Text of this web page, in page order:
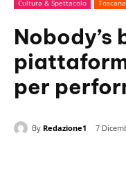
Cultura & Spettacolo Toscana
per
By Redazione1 7